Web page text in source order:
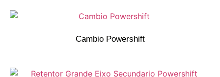
Cambio Powershift